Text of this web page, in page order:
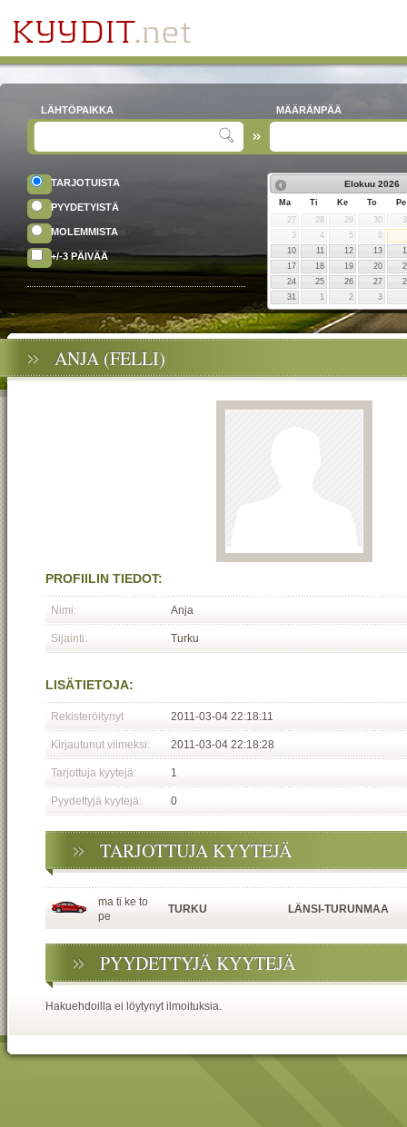
LÄHTÖPAIKKA MÄÄRÄNPÄÄ
TARJOTUISTA
PYYDETYISTÄ
MOLEMMISTA
+/-3 PÄIVÄÄ
Elokuu 2026
Ma Ti Ke To
Pe
27
28 29 30
3
4 5
6
10
11 12 13
17
18 19 20
24
25 26 27
31
1 2 3
ANJA (FELLI)
PROFIILIN TIEDOT:
Nimi: Anja
Sijainti: Turku
LISÄTIETOJA:
Rekisteröitynyt 2011-03-04 22:18:11
Kirjautunut viimeksi: 2011-03-04 22:18:28
Tarjottuja kyytejä: 1
Pyydettyjä kyytejä: 0
TARJOTTUJA KYYTEJÄ
ma ti ke to
pe
TURKU LÄNSI-TURUNMAA
PYYDETTYJÄ KYYTEJÄ
Hakuehdoilla ei löytynyt ilmoituksia.